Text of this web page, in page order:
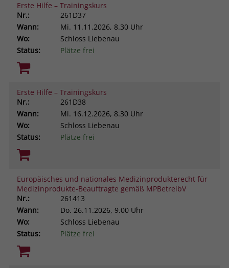
Erste Hilfe – Trainingskurs
Nr.:
261D37
Wann:
Mi. 11.11.2026, 8.30 Uhr
Wo:
Schloss Liebenau
Status:
Plätze frei
Erste Hilfe – Trainingskurs
Nr.:
261D38
Wann:
Mi. 16.12.2026, 8.30 Uhr
Wo:
Schloss Liebenau
Status:
Plätze frei
Europäisches und nationales Medizinprodukterecht für
Medizinprodukte-Beauftragte gemäß MPBetreibV
Nr.:
261413
Wann:
Do. 26.11.2026, 9.00 Uhr
Wo:
Schloss Liebenau
Status:
Plätze frei